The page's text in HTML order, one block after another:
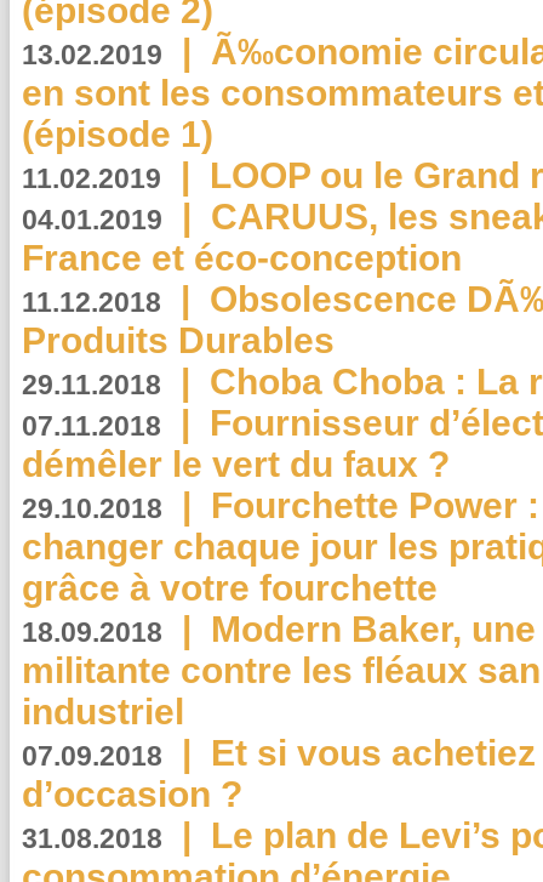
(épisode 2)
13.02.2019 | Ã‰conomie
en sont les consommateurs
(épisode 1)
11.02.2019 | LOOP ou le Grand
04.01.2019 | CARUUS, les
France et éco-conception
11.12.2018 | Obsolescence
Produits Durables
29.11.2018 | Choba Choba : La
07.11.2018 | Fournisseur
démêler le vert du faux ?
29.10.2018 | Fourchette Power
changer chaque jour les
grâce à votre fourchette
18.09.2018 | Modern Baker,
militante contre les fléaux
industriel
07.09.2018 | Et si vous
d’occasion ?
31.08.2018 | Le plan de Levi’s